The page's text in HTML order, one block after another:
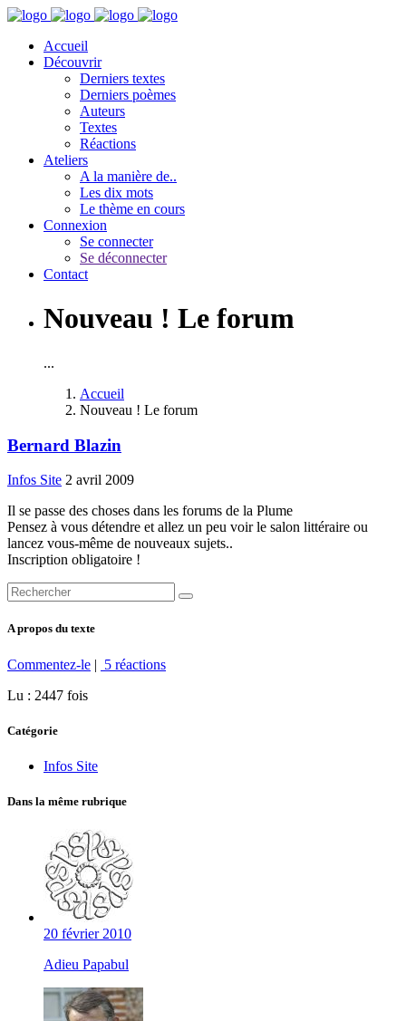
Accueil
Découvrir
Derniers textes
Derniers poèmes
Auteurs
Textes
Réactions
Ateliers
A la manière de..
Les dix mots
Le thème en cours
Connexion
Se connecter
Se déconnecter
Contact
Nouveau ! Le forum
...
Accueil
Nouveau ! Le forum
Bernard Blazin
Infos Site 2 avril 2009
Il se passe des choses dans les forums de la Plume
Pensez à vous détendre et allez un peu voir le salon littéraire ou
lancez vous-même de nouveaux sujets..
Inscription obligatoire !
A propos du texte
Commentez-le | 5 réactions
Lu : 2447 fois
Catégorie
Infos Site
Dans la même rubrique
20 février 2010
Adieu Papabul